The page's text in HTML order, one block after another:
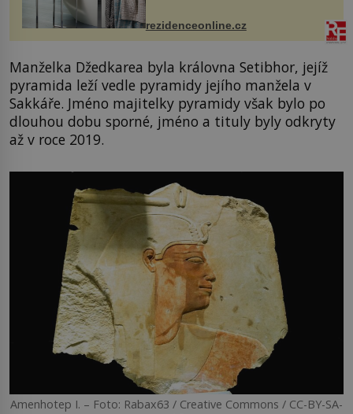
ručníky, osušky a koberečky –
mohou jako mávnutím kouzelného
proutku...
rezidenceonline.cz
Manželka Džedkarea byla královna Setibhor, jejíž
pyramida leží vedle pyramidy jejího manžela v
Sakkáře. Jméno majitelky pyramidy však bylo po
dlouhou dobu sporné, jméno a tituly byly odkryty
až v roce 2019.
Amenhotep I. – Foto: Rabax63 / Creative Commons / CC-BY-SA-